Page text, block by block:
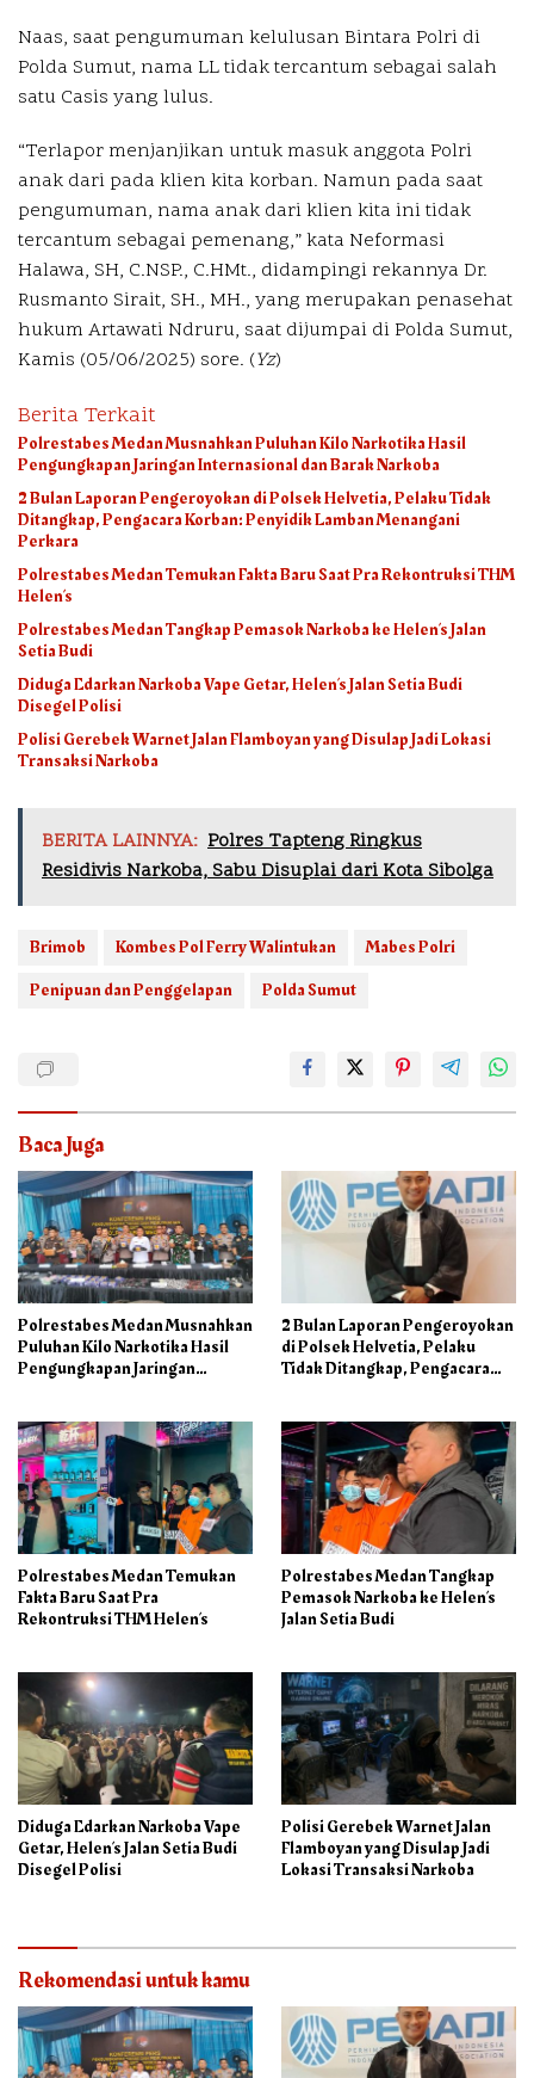
Naas, saat pengumuman kelulusan Bintara Polri di
Polda Sumut, nama LL tidak tercantum sebagai salah
satu Casis yang lulus.
“Terlapor menjanjikan untuk masuk anggota Polri
anak dari pada klien kita korban. Namun pada saat
pengumuman, nama anak dari klien kita ini tidak
tercantum sebagai pemenang,” kata Neformasi
Halawa, SH, C.NSP., C.HMt., didampingi rekannya Dr.
Rusmanto Sirait, SH., MH., yang merupakan penasehat
hukum Artawati Ndruru, saat dijumpai di Polda Sumut,
Kamis (05/06/2025) sore. (Yz)
Berita Terkait
Polrestabes Medan Musnahkan Puluhan Kilo Narkotika Hasil
Pengungkapan Jaringan Internasional dan Barak Narkoba
2 Bulan Laporan Pengeroyokan di Polsek Helvetia, Pelaku Tidak
Ditangkap, Pengacara Korban: Penyidik Lamban Menangani
Perkara
Polrestabes Medan Temukan Fakta Baru Saat Pra Rekontruksi THM
Helen’s
Polrestabes Medan Tangkap Pemasok Narkoba ke Helen’s Jalan
Setia Budi
Diduga Edarkan Narkoba Vape Getar, Helen’s Jalan Setia Budi
Disegel Polisi
Polisi Gerebek Warnet Jalan Flamboyan yang Disulap Jadi Lokasi
Transaksi Narkoba
BERITA LAINNYA: Polres Tapteng Ringkus
Residivis Narkoba, Sabu Disuplai dari Kota Sibolga
Brimob Kombes Pol Ferry Walintukan
Mabes Polri
Penipuan dan Penggelapan
Polda Sumut
Baca Juga
Polrestabes Medan Musnahkan
Puluhan Kilo Narkotika Hasil
Pengungkapan Jaringan
2 Bulan Laporan Pengeroyokan
di Polsek Helvetia, Pelaku
Tidak Ditangkap, Pengacara
Polrestabes Medan Temukan
Fakta Baru Saat Pra
Rekontruksi THM Helen’s
Polrestabes Medan Tangkap
Pemasok Narkoba ke Helen’s
Jalan Setia Budi
Diduga Edarkan Narkoba Vape
Getar, Helen’s Jalan Setia Budi
Disegel Polisi
Polisi Gerebek Warnet Jalan
Flamboyan yang Disulap Jadi
Lokasi Transaksi Narkoba
Rekomendasi untuk kamu